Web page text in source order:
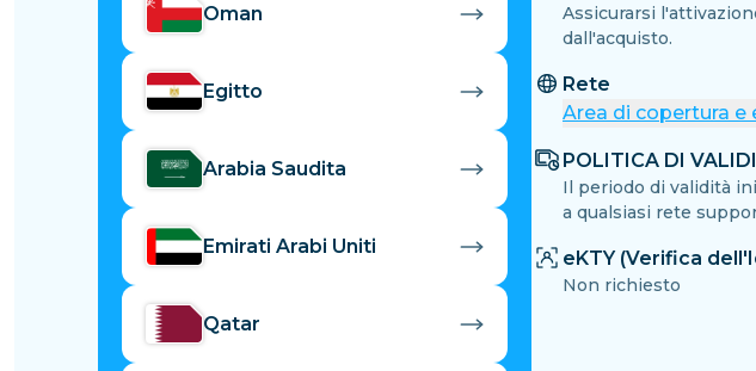
Oman
Egitto
Arabia Saudita
Emirati Arabi Uniti
Qatar
Assicurarsi
dall'acquisto.
Rete
Area di copertura e
POLITICA DI
Il periodo di validità
a qualsiasi rete
eKTY (Verifica
Non richiesto